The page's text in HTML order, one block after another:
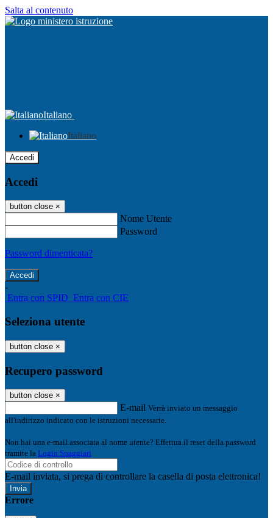
Salta al contenuto
Italiano
Italiano
Accedi
Accedi
button close ×
Nome Utente
Password
Password dimenticata?
-
Entra con SPID Entra con CIE
Seleziona utente
button close ×
Recupero password
button close ×
E-mail Verrà inviato un messaggio
all'indirizzo indicato con le istruzioni necessarie.
Non hai una e-mail associata al nome utente? Effettua il reset della password
tramite la Login Spaggiari
E-mail inviata, si prega di controllare la casella di posta elettronica!
Errore